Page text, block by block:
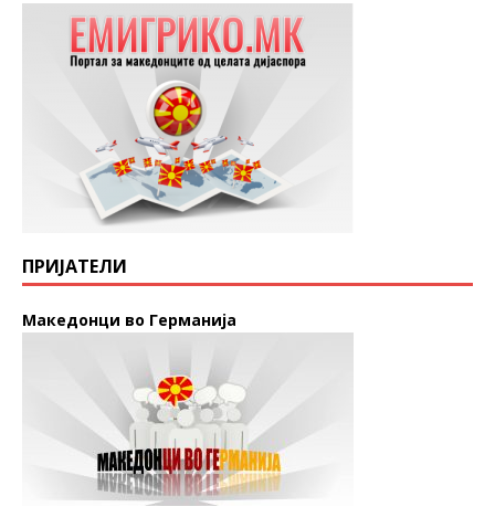
ПРИЈАТЕЛИ
Македонци во Германија